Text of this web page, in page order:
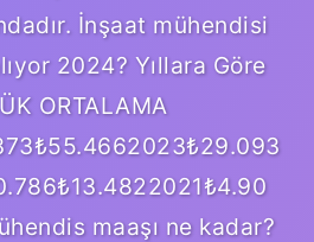
İnşaat mühendisi
2024? Yıllara Göre
ORTALAMA
maaşı ne kadar?